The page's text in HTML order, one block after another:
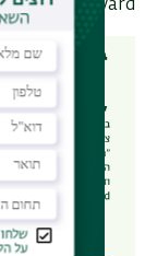
Award.